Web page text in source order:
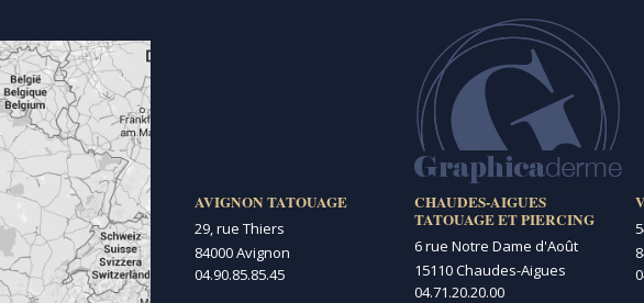
AVIGNON TATOUAGE
29, rue Thiers
84000 Avignon
04.90.85.85.45
CHAUDES-AIGUES
TATOUAGE ET PIERCING
6 rue Notre Dame d'Août
15110 Chaudes-Aigues
04.71.20.20.00